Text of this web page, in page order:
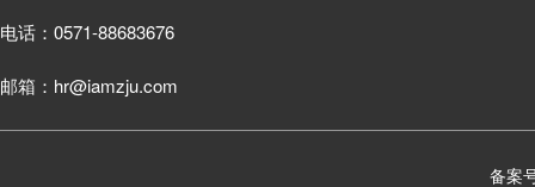
电话：0571-88683676
邮箱：hr@iamzju.com
备案